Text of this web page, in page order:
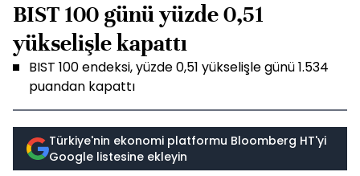
BIST 100 günü yüzde 0,51
yükselişle kapattı
BIST 100 endeksi, yüzde 0,51 yükselişle günü 1.534
puandan kapattı
Türkiye'nin ekonomi platformu Bloomberg HT'yi
Google listesine ekleyin